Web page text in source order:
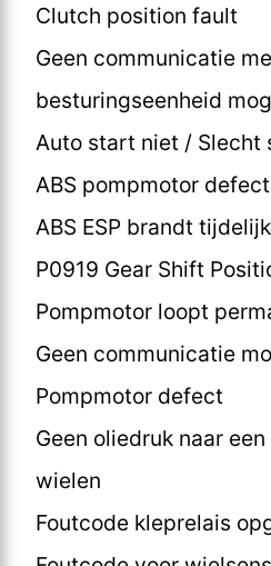
Clutch position fault
Geen communicatie
besturingseenheid
Auto start niet / Slecht
ABS pompmotor defect
ABS ESP brandt tijdelijk
P0919 Gear Shift
Pompmotor loopt
Geen communicatie
Pompmotor defect
Geen oliedruk naar
wielen
Foutcode kleprelais